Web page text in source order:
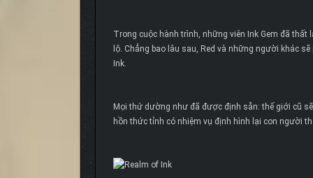
Trong cuộc hành trình, những viên Ink Gem đã
lộ. Chẳng bao lâu sau, Red và những người khác
Ink.
Mọi thứ dường như đã được định sẵn: thế giới cũ
hồn thức tỉnh có nhiệm vụ định hình lại con người